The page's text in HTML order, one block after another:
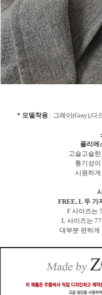
* 모델착용 : 그레이(Gray),다
폴리에
고슬고슬
통기성
시원하
FREE, L 두 가
F 사이즈는
L 사이즈는
대부분 편하게